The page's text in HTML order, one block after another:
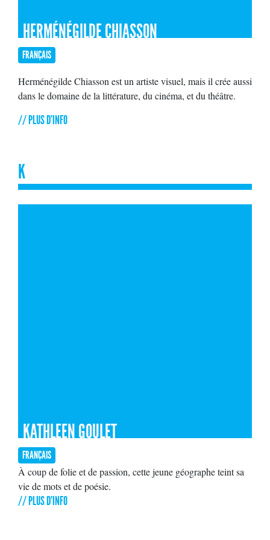
HERMÉNÉGILDE CHIASSON
FRANÇAIS
Herménégilde Chiasson est un artiste visuel, mais il crée aussi
dans le domaine de la littérature, du cinéma, et du théâtre.
// PLUS D'INFO
K
KATHLEEN GOULET
FRANÇAIS
À coup de folie et de passion, cette jeune géographe teint sa
vie de mots et de poésie.
// PLUS D'INFO